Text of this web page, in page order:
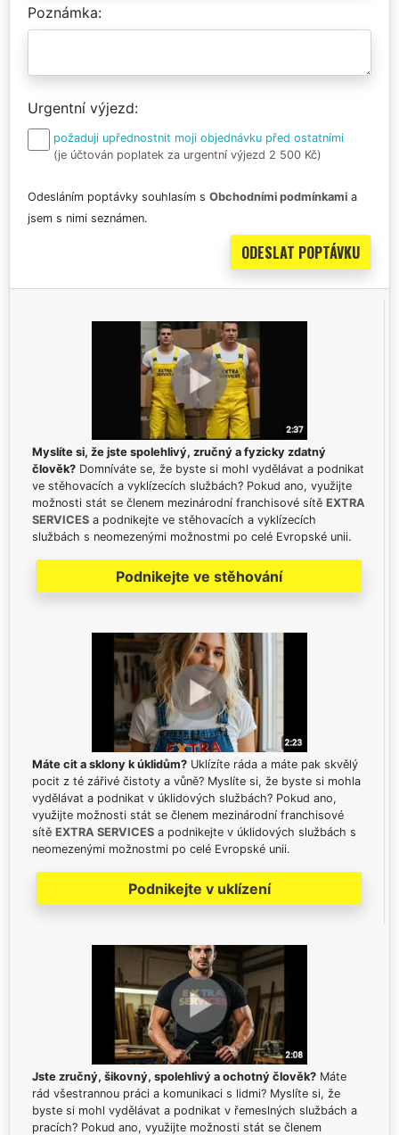
Poznámka
Urgentní výjezd
požaduji upřednostnit moji objednávku před ostatními
(je účtován poplatek za urgentní výjezd 2 500 Kč)
Odesláním poptávky souhlasím s Obchodními podmínkami a
jsem s nimi seznámen.
Myslíte si, že jste spolehlivý, zručný a fyzicky zdatný
člověk? Domníváte se, že byste si mohl vydělávat a podnikat
ve stěhovacích a vyklízecích službách? Pokud ano, využijte
možnosti stát se členem mezinárodní franchisové sítě EXTRA
SERVICES a podnikejte ve stěhovacích a vyklízecích
službách s neomezenými možnostmi po celé Evropské unii.
Podnikejte ve stěhování
Máte cit a sklony k úklidům? Uklízíte ráda a máte pak skvělý
pocit z té zářivé čistoty a vůně? Myslíte si, že byste si mohla
vydělávat a podnikat v úklidových službách? Pokud ano,
využijte možnosti stát se členem mezinárodní franchisové
sítě EXTRA SERVICES a podnikejte v úklidových službách s
neomezenými možnostmi po celé Evropské unii.
Podnikejte v uklízení
Jste zručný, šikovný, spolehlivý a ochotný člověk? Máte
rád všestrannou práci a komunikaci s lidmi? Myslíte si, že
byste si mohl vydělávat a podnikat v řemeslných službách a
pracích? Pokud ano, využijte možnosti stát se členem